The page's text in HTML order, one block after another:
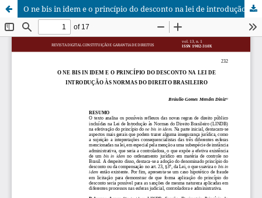
O ne bis in idem e o princípio do desconto na lei de introdução às normas do direito brasileiro